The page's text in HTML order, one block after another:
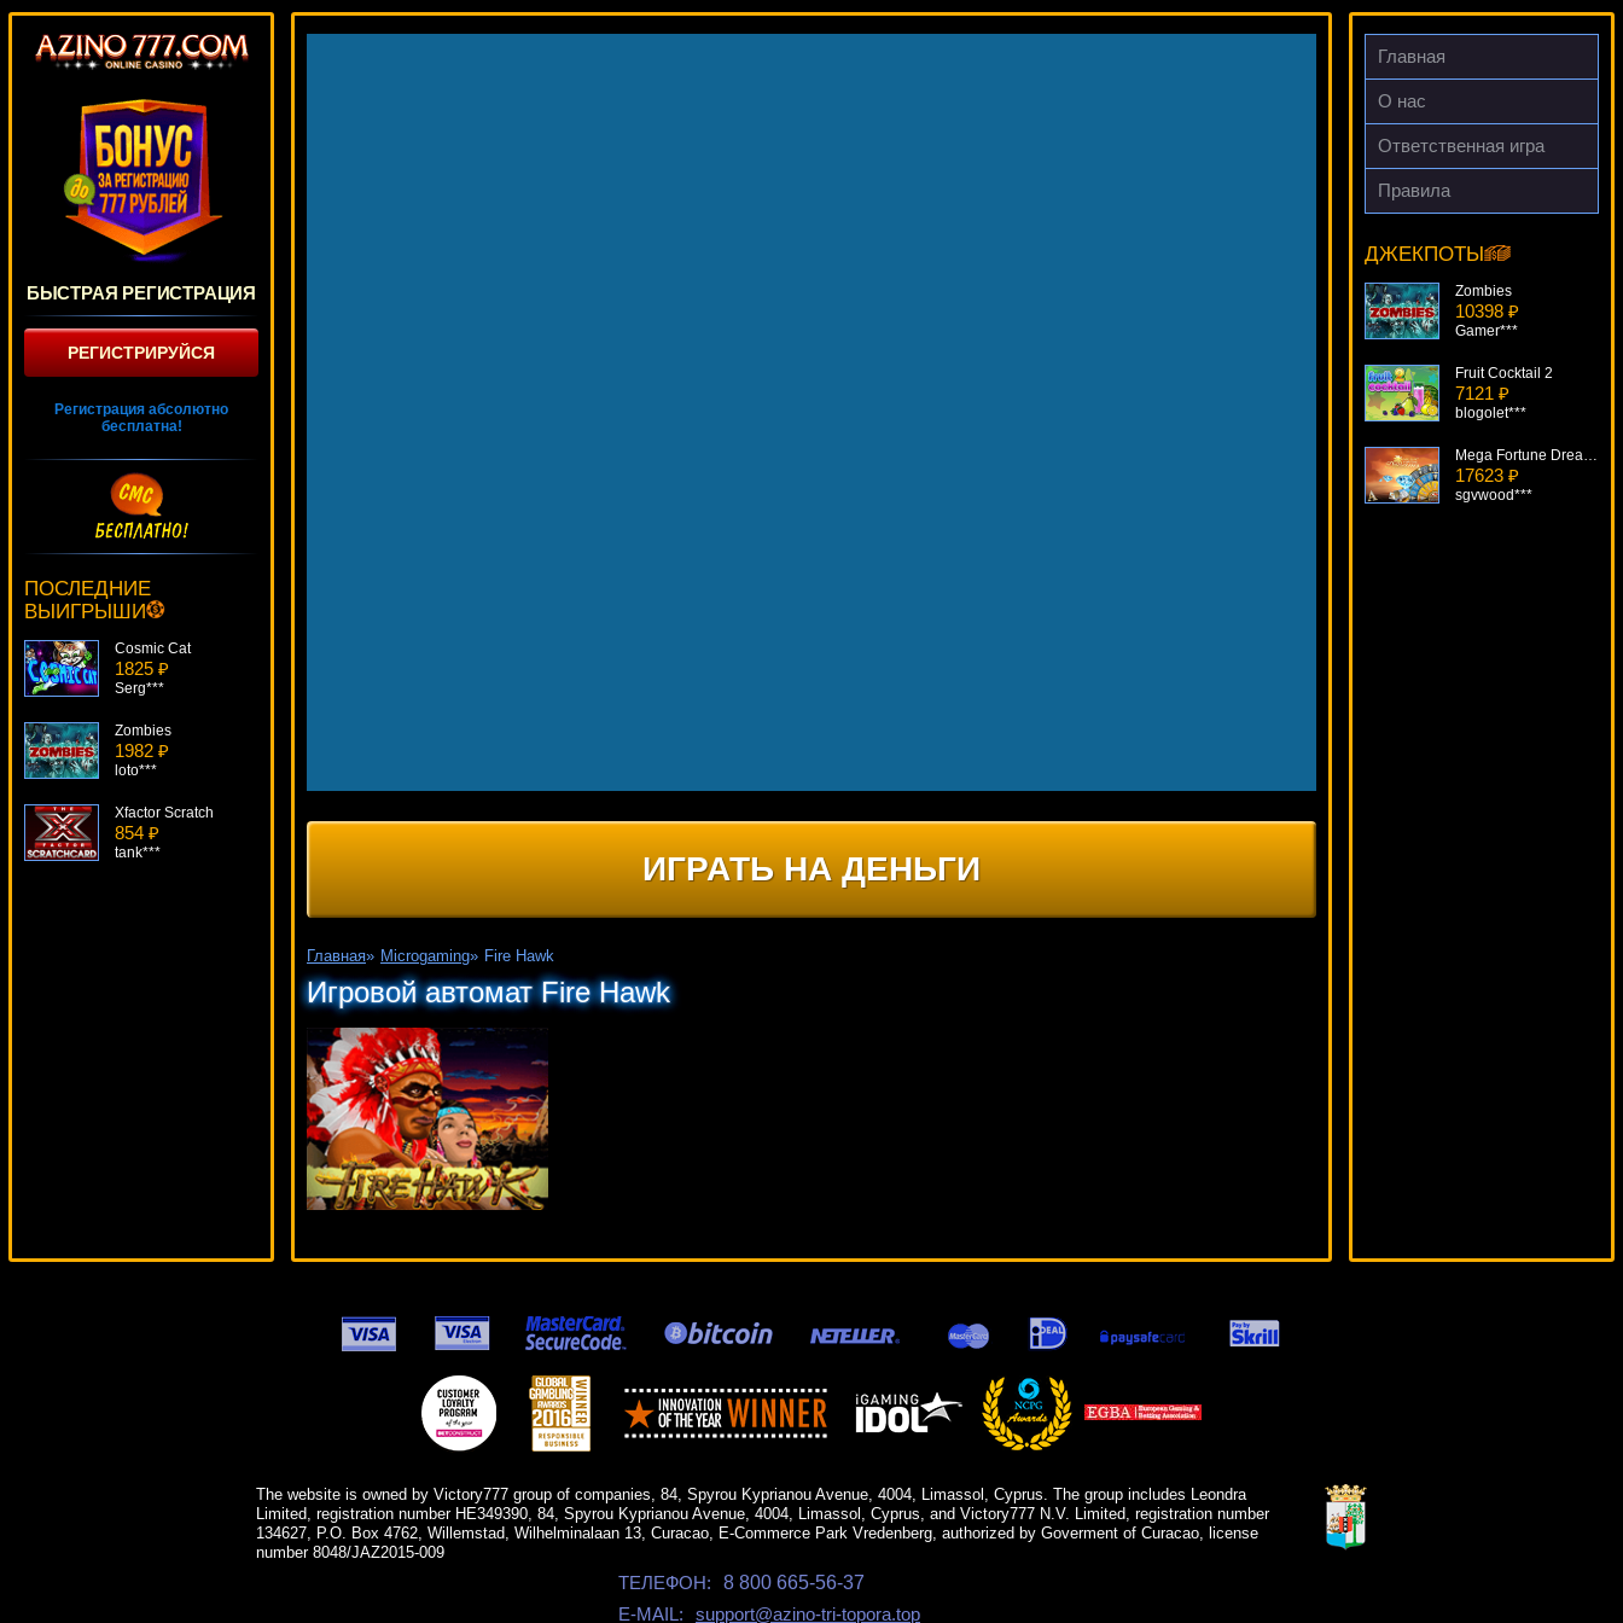
ИГРАТЬ НА ДЕНЬГИ
Главная» Microgaming» Fire Hawk
Игровой автомат Fire Hawk
БЫСТРАЯ РЕГИСТРАЦИЯ
РЕГИСТРИРУЙСЯ
Регистрация абсолютно
бесплатна!
ПОСЛЕДНИЕ
ВЫИГРЫШИ
2845 ₽
Lucy***
Cosmic Cat
1825 ₽
Serg***
Zombies
1982 ₽
loto***
Xfactor Scratch
854 ₽
tank***
Главная
О нас
Ответственная игра
Правила
ДЖЕКПОТЫ
Reel Gems
drink***
Zombies
10398 ₽
Gamer***
Fruit Cocktail 2
7121 ₽
blogolet***
Mega Fortune Dreams
17623 ₽
sgvwood***
The website is owned by Victory777 group of companies, 84, Spyrou Kyprianou Avenue, 4004, Limassol, Cyprus. The group includes Leondra
Limited, registration number HE349390, 84, Spyrou Kyprianou Avenue, 4004, Limassol, Cyprus, and Victory777 N.V. Limited, registration number
134627, P.O. Box 4762, Willemstad, Wilhelminalaan 13, Curacao, E-Commerce Park Vredenberg, authorized by Goverment of Curacao, license
number 8048/JAZ2015-009
ТЕЛЕФОН:
8 800 665-56-37
E-MAIL:
support@azino-tri-topora.top